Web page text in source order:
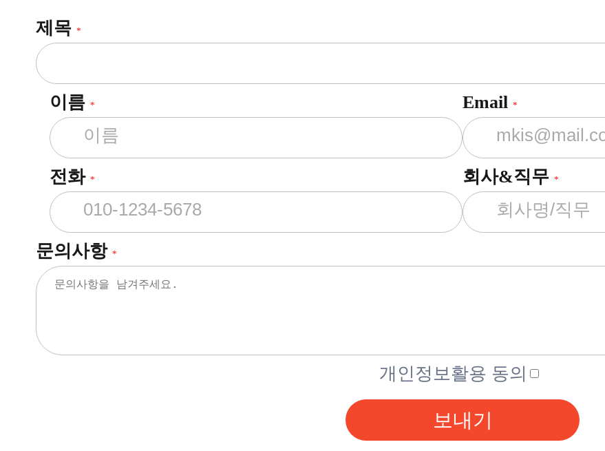
제목 *
이름 * Email *
전화 * 회사&직무 *
문의사항 *
개인정보활용 동의
보내기